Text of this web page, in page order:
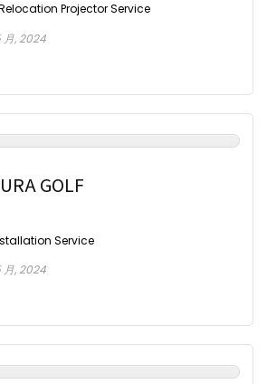
Projector Service
月, 2024
GOLF
Service
月, 2024